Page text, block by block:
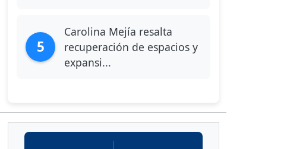
5
Carolina Mejía resalta
recuperación de espacios y
expansi...